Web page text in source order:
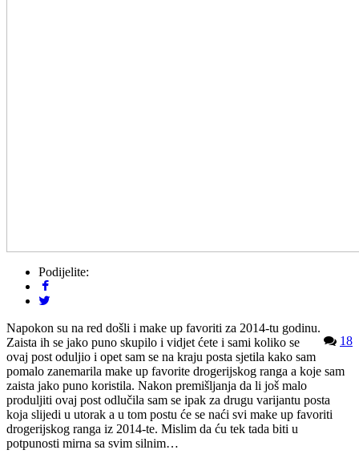
Podijelite:
18
Napokon su na red došli i make up favoriti za 2014-tu godinu.
Zaista ih se jako puno skupilo i vidjet ćete i sami koliko se
ovaj post oduljio i opet sam se na kraju posta sjetila kako sam
pomalo zanemarila make up favorite drogerijskog ranga a koje sam
zaista jako puno koristila. Nakon premišljanja da li još malo
produljiti ovaj post odlučila sam se ipak za drugu varijantu posta
koja slijedi u utorak a u tom postu će se naći svi make up favoriti
drogerijskog ranga iz 2014-te. Mislim da ću tek tada biti u
potpunosti mirna sa svim silnim…